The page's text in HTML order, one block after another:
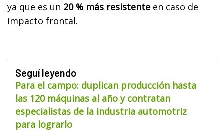
ya que es un 20 % más resistente en caso de
impacto frontal.
Seguí leyendo
Para el campo: duplican producción hasta
las 120 máquinas al año y contratan
especialistas de la industria automotriz
para lograrlo